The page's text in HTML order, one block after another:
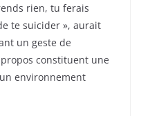
rien, tu ferais
te suicider », aurait
un geste de
constituent une
environnement